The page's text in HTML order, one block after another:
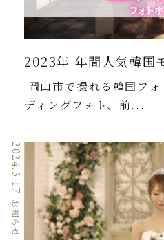
2023年 年間人気韓国
岡山市で撮れる韓国フ
ディングフォト、前...
2024.3.17
お知らせ